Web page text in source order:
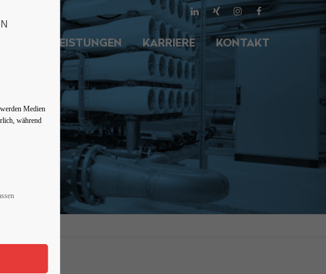
94102
About us
Lorem ipsum dolor sit amet,
consectetuer adipiscing elit.
Aenean commodo ligula eget dolor.
Aenean massa. Cum sociis natoque
penatibus et magnis dis parturient
montes, nascetur ridiculus mus.
LEISTUNGEN KARRIERE KONTAKT
Medien
während